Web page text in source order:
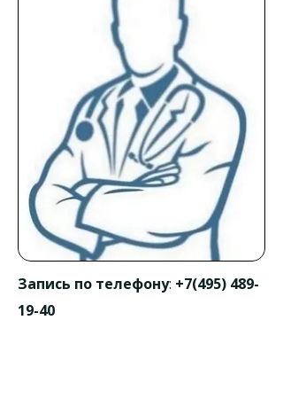
Запись по телефону: +7(495) 489-
19-40